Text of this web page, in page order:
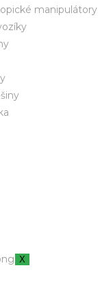
manipulátory
X